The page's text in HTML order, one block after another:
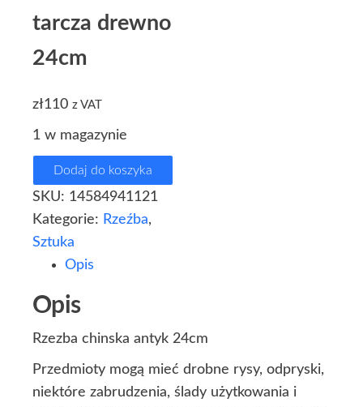
tarcza drewno
24cm
zł110 z VAT
1 w magazynie
Dodaj do koszyka
SKU: 14584941121
Kategorie: Rzeźba,
Sztuka
Opis
Opis
Rzezba chinska antyk 24cm
Przedmioty mogą mieć drobne rysy, odpryski,
niektóre zabrudzenia, ślady użytkowania i